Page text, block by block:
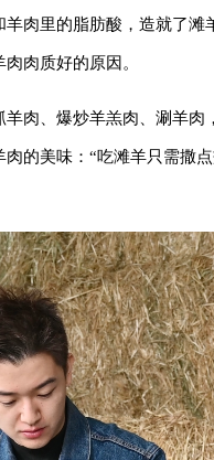
肉里的脂肪酸，造就了
肉质好的原因。
肉、爆炒羊羔肉、涮羊
肉的美味：“吃滩羊只需